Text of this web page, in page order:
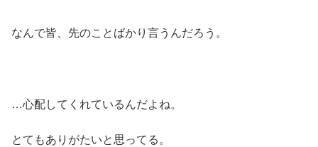
なんで皆、先のことばかり言うんだろう。
…心配してくれているんだよね。
とてもありがたいと思ってる。